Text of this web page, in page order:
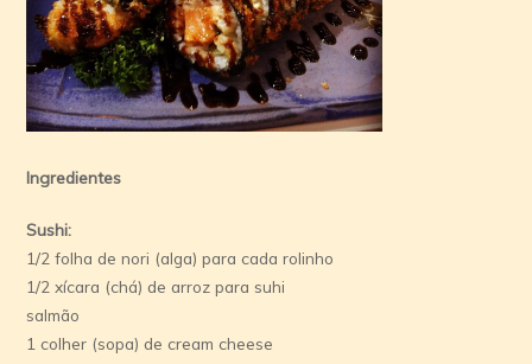
Ingredientes
Sushi:
1/2 folha de nori (alga) para cada rolinho
1/2 xícara (chá) de arroz para suhi
salmão
1 colher (sopa) de cream cheese